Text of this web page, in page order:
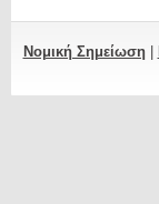
Νομική Σημείωση|